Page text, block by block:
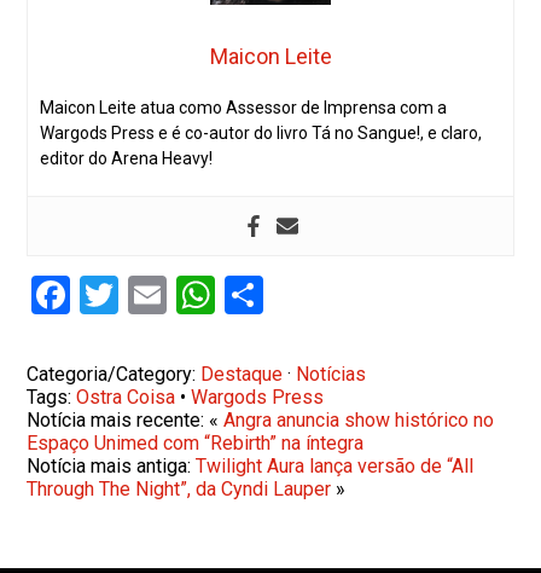
Maicon Leite
Maicon Leite atua como Assessor de Imprensa com a
Wargods Press e é co-autor do livro Tá no Sangue!, e claro,
editor do Arena Heavy!
Facebook
Twitter
EmailWhatsApp
Categoria/Category: Destaque · Notícias
Tags:Ostra Coisa •Wargods Press
Notícia mais recente: «Angra anuncia show histórico no
Espaço Unimed com “Rebirth” na íntegra
Notícia mais antiga:Twilight Aura lança versão de “All
Through The Night”, da Cyndi Lauper »